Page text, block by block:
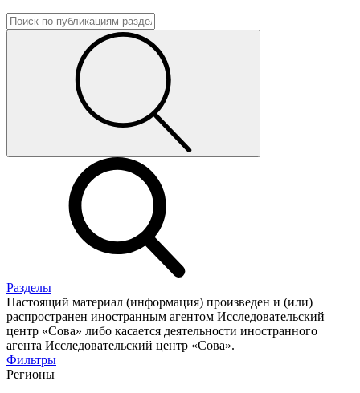
Разделы
Настоящий материал (информация) произведен и (или)
распространен иностранным агентом Исследовательский
центр «Сова» либо касается деятельности иностранного
агента Исследовательский центр «Сова».
Фильтры
Регионы